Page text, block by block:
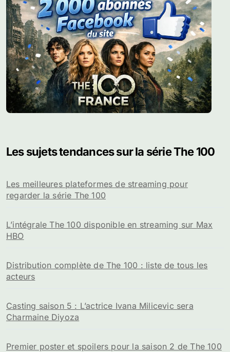
Les sujets tendances sur la série The 100
Les meilleures plateformes de streaming pour
regarder la série The 100
L’intégrale The 100 disponible en streaming sur Max
HBO
Distribution complète de The 100 : liste de tous les
acteurs
Casting saison 5 : L’actrice Ivana Milicevic sera
Charmaine Diyoza
Premier poster et spoilers pour la saison 2 de The 100